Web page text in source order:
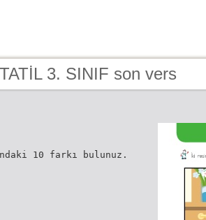
3. SINIF son vers
10 farkı bulunuz.